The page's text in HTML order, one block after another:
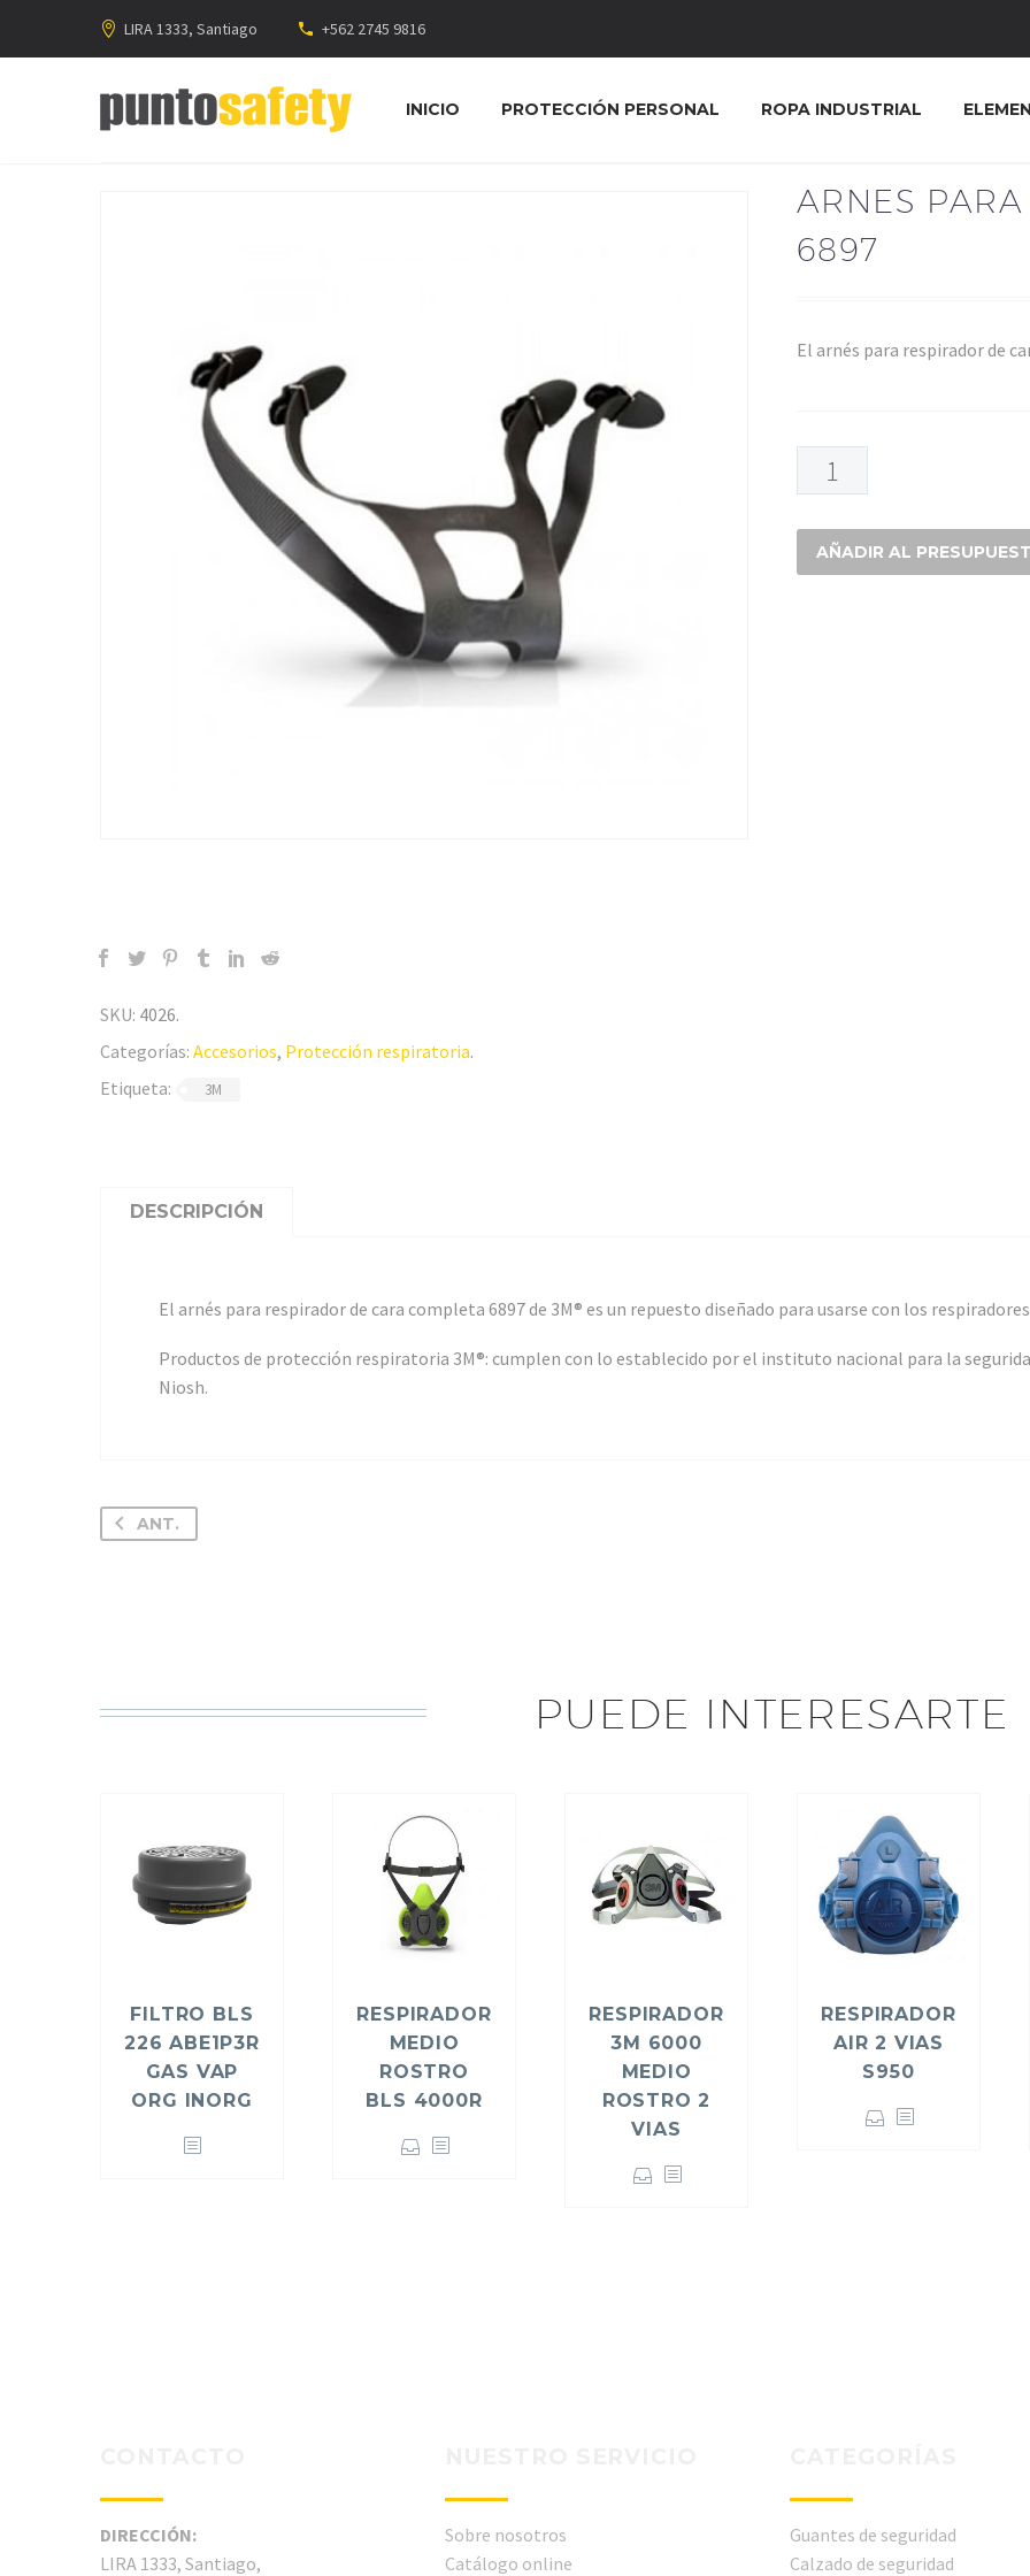
LIRA 1333, Santiago +562 2745 9816
INICIO PROTECCIÓN PERSONAL ROPA INDUSTRIAL
SKU: 4026.
Categorías: Accesorios, Protección respiratoria.
Etiqueta:
3M
ARNES
6897
El arnés para respirador de
ARNES
PARA
6800
6897
AÑADIR AL
DESCRIPCIÓN
El arnés para respirador de cara completa 6897 de 3M® es un repuesto diseñado para usarse con los
Productos de protección respiratoria 3M®: cumplen con lo establecido por el instituto nacional para la
Niosh.
ANT.
PUEDE INTERESARTE
FILTRO BLS
226 ABE1P3R
GAS VAP
ORG INORG
RESPIRADOR
MEDIO
ROSTRO
BLS 4000R
RESPIRADOR
3M 6000
MEDIO
ROSTRO 2
VIAS
RESPIRADOR
AIR 2 VIAS
S950
DIRECCIÓN:
LIRA 1333, Santiago,
Sobre nosotros
Catálogo online
Guantes de seguridad
Calzado de seguridad